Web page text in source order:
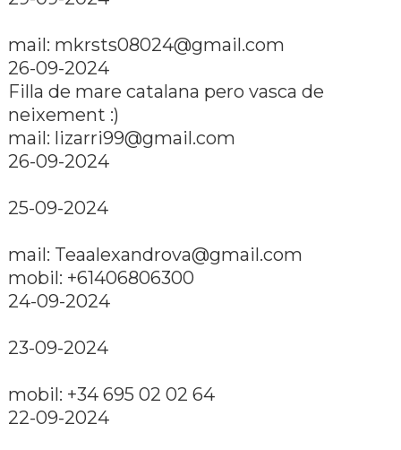
mail: mkrsts08024@gmail.com
26-09-2024
Filla de mare catalana pero vasca de
neixement :)
mail: lizarri99@gmail.com
26-09-2024
25-09-2024
mail: Teaalexandrova@gmail.com
mobil: +61406806300
24-09-2024
23-09-2024
mobil: +34 695 02 02 64
22-09-2024